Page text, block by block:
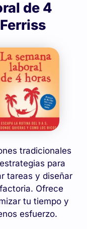
de 4
tradicionales
para
tareas y diseñar
Ofrece
tu tiempo y
esfuerzo.